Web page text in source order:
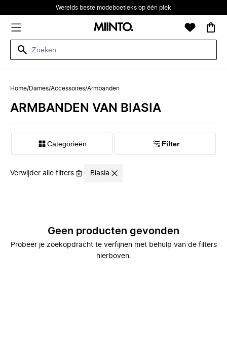
Werelds beste modeboetieks op één plek
Home/Dames/Accessoires/Armbanden
ARMBANDEN VAN BIASIA
Categorieën Filter
Verwijder alle filters Biasia
Geen producten gevonden
Probeer je zoekopdracht te verfijnen met behulp van de filters
hierboven.